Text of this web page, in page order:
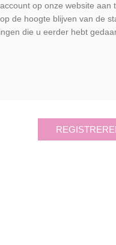
op onze website aan
de hoogte blijven van de
die u eerder hebt